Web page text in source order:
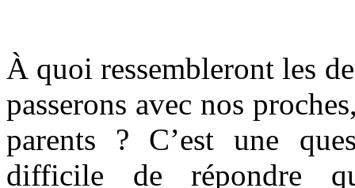
À quoi ressembleront les
passerons avec nos
parents ? C’est une
difficile de répondre